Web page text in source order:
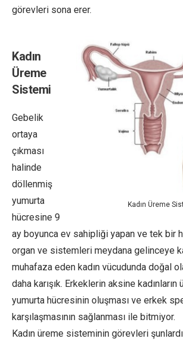
görevleri sona erer.
Kadın Üreme
Kadın
Üreme
Sistemi
Gebelik
ortaya
çıkması
halinde
döllenmiş
yumurta
hücresine 9
ay boyunca ev sahipliği yapan ve tek bir
organ ve sistemleri meydana gelinceye
muhafaza eden kadın vücudunda doğal
daha karışık. Erkeklerin aksine
yumurta hücresinin oluşması ve erkek
karşılaşmasının sağlanması ile bitmiyor.
Kadın üreme sisteminin görevleri